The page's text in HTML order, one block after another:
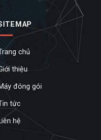
chủ
thiệu
đóng gói
tức
hệ